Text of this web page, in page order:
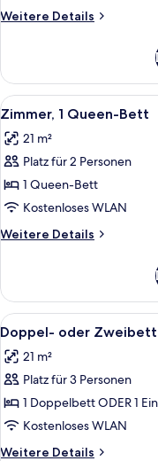
anzeigen
Weitere Details
Weitere
1
Doppelbett
Alle
Fotos
für
Zimmer,
1
Queen-
Bett
anzeigen
7
Zimmer, 1 Queen-Bett
21 m²
Platz für 2 Personen
1 Queen-Bett
Kostenloses WLAN
Weitere Details
Weitere
1
Queen-
Bett
Alle
Fotos
für
Doppel-
oder
Zweibettzimmer
anzeigen
10
Doppel- oder
21 m²
Platz für 3 Personen
1 Doppelbett ODER 1
Kostenloses WLAN
Weitere Details
Weitere